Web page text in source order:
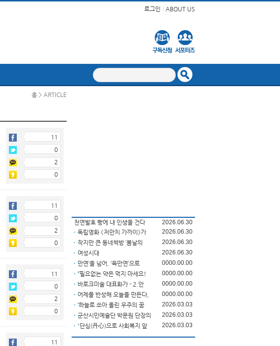
로그인 ABOUT US
홈 > ARTICLE
11
0
2
0
11
0
2
0
11
0
2
0
11
천연발효 빵에 내 인생을 건다
2026.06.30
독립영화 《저만치 가까이》가
2026.06.30
작지만 큰 동네책방 ‘봄날의
2026.06.30
여성시대
2026.06.30
만연‘을 넘어, ‘육만연’으로
0000.00.00
“필요없는 약은 먹지 마세요!
0000.00.00
바로크미술 대표화가 - 2.안
0000.00.00
어제를 반성해 오늘을 만든다,
0000.00.00
‘하늘로 쏘아 올린 우주의 꿈
2026.03.03
군산시민예술단 박문원 단장의
2026.03.03
'단심(丹心)으로 사회복지 앞
2026.03.03